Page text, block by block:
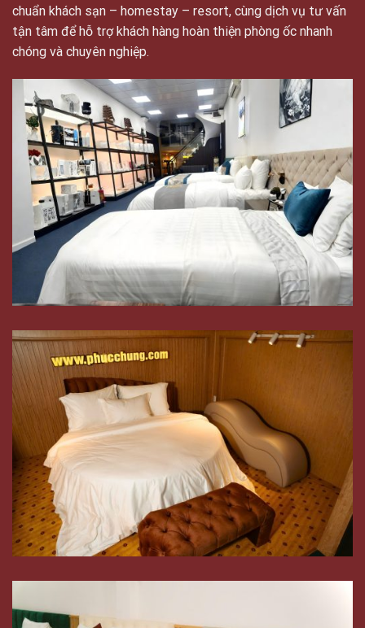
chuẩn khách sạn – homestay – resort, cùng dịch vụ tư vấn
tận tâm để hỗ trợ khách hàng hoàn thiện phòng ốc nhanh
chóng và chuyên nghiệp.